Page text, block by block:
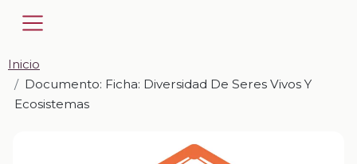
Inicio
Documento: Ficha: Diversidad De Seres Vivos Y
Ecosistemas